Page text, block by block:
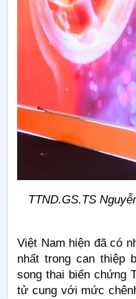
TTND.GS.TS
Việt Nam hiện đã có
nhất trong can thiệp
song thai biến chứng
tử cung với mức